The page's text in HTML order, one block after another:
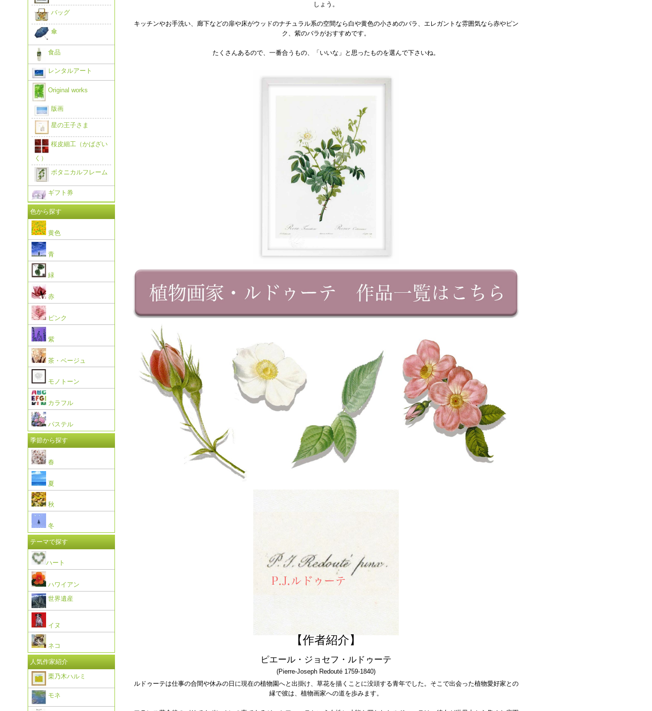
しょう。
キッチンやお手洗い、廊下などの扉や床がウッドのナチュラル系の空間なら白や黄色の小さめのバラ、エレガントな雰囲気なら赤やピン
ク、紫のバラがおすすめです。
たくさんあるので、一番合うもの、「いいな」と思ったものを選んで下さいね。
【作者紹介】
ピエール・ジョセフ・ルドゥーテ
(Pierre-Joseph Redouté 1759-1840)
ルドゥーテは仕事の合間や休みの日に現在の植物園へと出掛け、草花を描くことに没頭する青年でした。そこで出会った植物愛好家との
縁で彼は、植物画家への道を歩みます。
バッグ
傘
食品
レンタルアート
Original works
版画
星の王子さま
桜皮細工（かばざい
く）
ボタニカルフレーム
ギフト券
色から探す
黄色
青
緑
赤
ピンク
紫
茶・ベージュ
モノトーン
カラフル
パステル
季節から探す
春
夏
秋
冬
テーマで探す
ハート
ハワイアン
世界遺産
イヌ
ネコ
人気作家紹介
栗乃木ハルミ
モネ